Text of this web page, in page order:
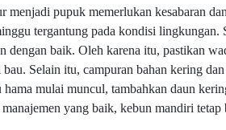
menjadi pupuk memerlukan kesabaran
tergantung pada kondisi lingkungan.
dengan baik. Oleh karena itu, pastikan
Selain itu, campuran bahan kering
mulai muncul, tambahkan daun
yang baik, kebun mandiri tetap